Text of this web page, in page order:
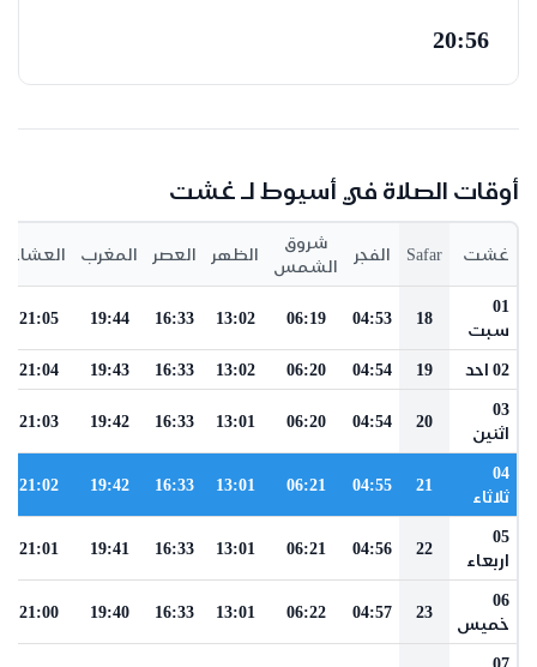
20:56
أوقات الصلاة في أسيوط لـ غشت
غشت Safar الفجر
شروق
الشمس
الظهر العصر المغرب العشاء
01
سبت
18
04:53
06:19
13:02
16:33
19:44
21:05
02 احد 19
04:54
06:20
13:02
16:33
19:43
21:04
03
اثنين
20
04:54
06:20
13:01
16:33
19:42
21:03
04
ثلاثاء
21
04:55
06:21
13:01
16:33
19:42
21:02
05
اربعاء
22
04:56
06:21
13:01
16:33
19:41
21:01
06
خميس
23
04:57
06:22
13:01
16:33
19:40
21:00
07